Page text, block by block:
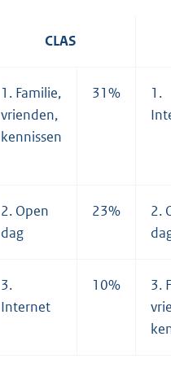
CLAS
1. Familie,
vrienden,
kennissen
31%
1.
2. Open
dag
23%
2.
3.
Internet
10%
3.